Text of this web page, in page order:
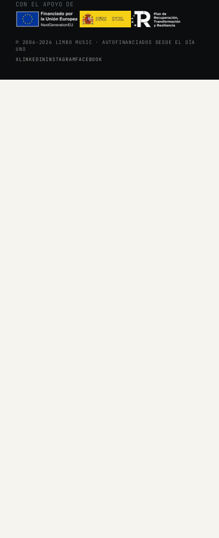
CON EL APOYO DE
© 2006-2026 LIMBO MUSIC · AUTOFINANCIADOS DESDE EL DÍA
UNO
XLINKEDIN INSTAGRAMFACEBOOK